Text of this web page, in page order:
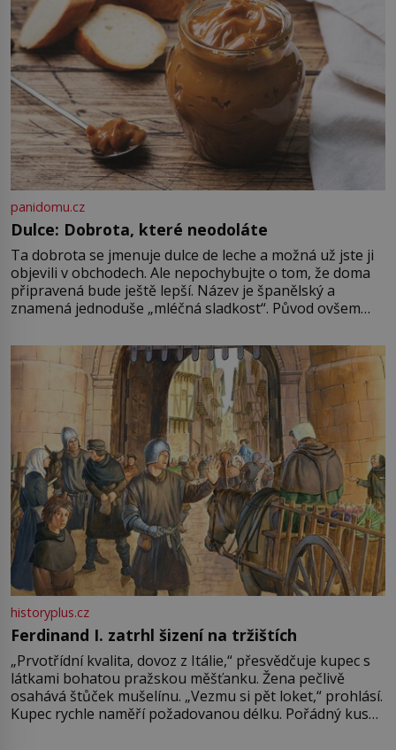
používají chirurgové dodnes. Úplně
první […]
panidomu.cz
Dulce: Dobrota, které neodoláte
Ta dobrota se jmenuje dulce de leche a možná už jste ji
objevili v obchodech. Ale nepochybujte o tom, že doma
připravená bude ještě lepší. Název je španělský a
znamená jednoduše „mléčná sladkost“. Původ ovšem
pře hned několik latinskoamerických zemí a k tomu
Francie, kde se traduje,
historyplus.cz
Ferdinand I. zatrhl šizení na tržištích
„Prvotřídní kvalita, dovoz z Itálie,“ přesvědčuje kupec s
látkami bohatou pražskou měšťanku. Žena pečlivě
osahává štůček mušelínu. „Vezmu si pět loket,“ prohlásí.
Kupec rychle naměří požadovanou délku. Pořádný kus